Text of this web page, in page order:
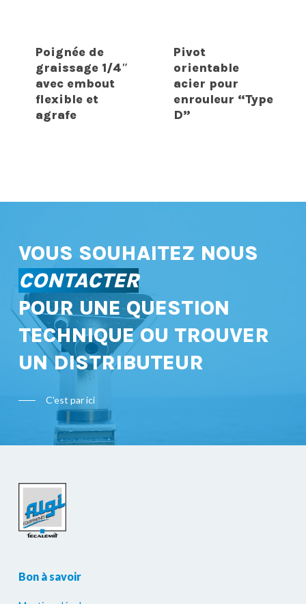
Poignée de
graissage 1/4″
avec embout
flexible et
agrafe
Pivot
orientable
acier pour
enrouleur “Type
D”
VOUS SOUHAITEZ NOUS
CONTACTER
POUR UNE QUESTION
TECHNIQUE OU TROUVER
UN DISTRIBUTEUR
C'est par ici
Bon à savoir